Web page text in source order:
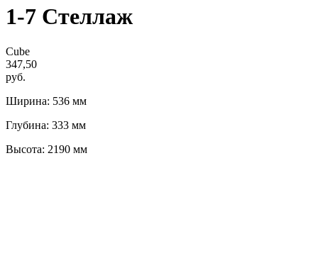
1-7 Стеллаж
Cube
347,50
руб.
Ширина: 536 мм
Глубина: 333 мм
Высота: 2190 мм